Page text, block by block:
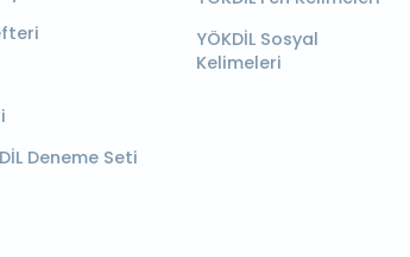
Deneme Seti
YÖKDİL Sosyal
Kelimeleri